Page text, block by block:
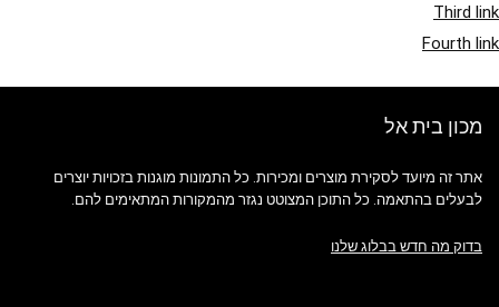
Third link
Fourth link
מכון בית אל
אתר זה מיועד לסקירת מוצרים ומכירות. כל התמונות מוגנות בזכויות יוצרים
לבעלים בהתאמה. כל התוכן המצוטט נגזר מהמקורות המתאימים להם.
בדוק מה חדש בבלוג שלנו